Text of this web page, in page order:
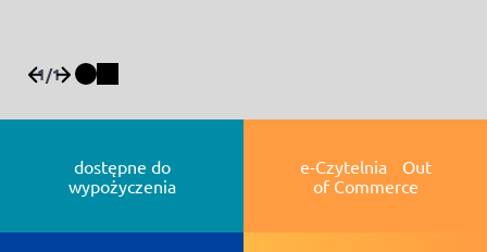
1/1
dostępne do
wypożyczenia
e-Czytelnia Out
of Commerce